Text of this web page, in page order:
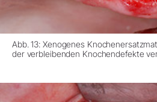
Abb. 13: Xenogenes
der verbleibenden Knochendefekte